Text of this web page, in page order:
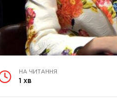
НА ЧИТАННЯ
1 хв